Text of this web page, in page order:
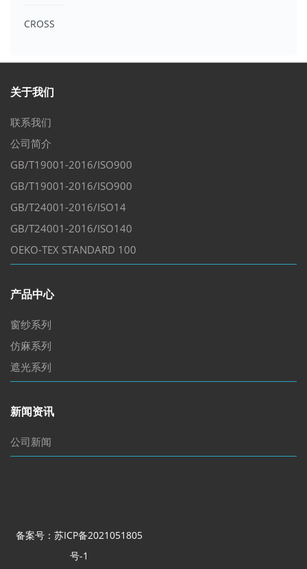
CROSS
关于我们
联系我们
公司简介
GB/T19001-2016/ISO900
GB/T19001-2016/ISO900
GB/T24001-2016/ISO14
GB/T24001-2016/ISO140
OEKO-TEX STANDARD 100
产品中心
窗纱系列
仿麻系列
遮光系列
新闻资讯
公司新闻
备案号：苏ICP备2021051805
号-1